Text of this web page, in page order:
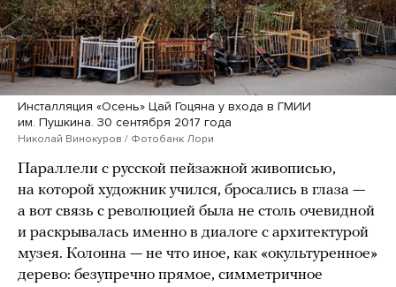
Инсталляция «Осень» Цай Гоцяна у входа в ГМИИ
им. Пушкина. 30 сентября 2017 года
Николай Винокуров / Фотобанк Лори
Параллели с русской пейзажной живописью,
на которой художник учился, бросались в глаза —
а вот связь с революцией была не столь очевидной
и раскрывалась именно в диалоге с архитектурой
музея. Колонна — не что иное, как «окультуренное»
дерево: безупречно прямое, симметричное